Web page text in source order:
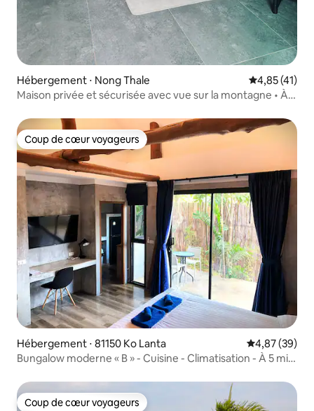
Hébergement ⋅ Nong Thale Évaluation
4,85 (41)
Maison privée et sécurisée avec vue sur la montagne • À
Coup de cœur voyageurs
Coup de cœur voyageurs
Hébergement ⋅ 81150 Ko Lanta Évaluation
4,87 (39)
Bungalow moderne « B » - Cuisine - Climatisation - À 5 min
Coup de cœur voyageurs